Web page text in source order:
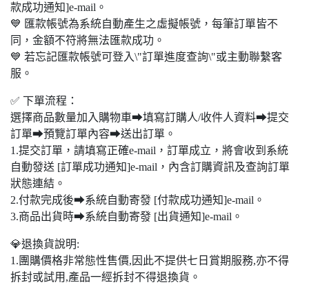
款成功通知]e-mail。
💙 匯款帳號為系統自動產生之虛擬帳號，每筆訂單皆不
同，金額不符將無法匯款成功。
💙 若忘記匯款帳號可登入\"訂單進度查詢\"或主動聯繫客
服。
✅ 下單流程：
選擇商品數量加入購物車➡填寫訂購人/收件人資料➡提交
訂單➡預覽訂單內容➡送出訂單。
1.提交訂單，請填寫正確e-mail，訂單成立，將會收到系統
自動發送 [訂單成功通知]e-mail，內含訂購資訊及查詢訂單
狀態連結。
2.付款完成後➡系統自動寄發 [付款成功通知]e-mail。
3.商品出貨時➡系統自動寄發 [出貨通知]e-mail。
💎退換貨說明:
1.團購價格非常態性售價,因此不提供七日賞期服務,亦不得
拆封或試用,產品一經拆封不得退換貨。